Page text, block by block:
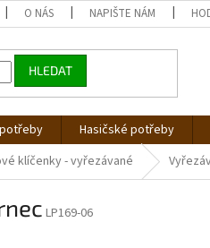
O NÁS NAPIŠTE NÁM
HLEDAT
Hasičské potřeby
klíčenky - vyřezávané
LP169-06